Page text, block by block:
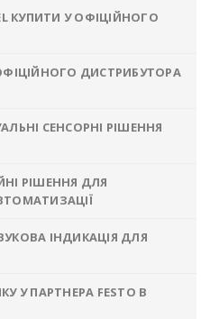
КУПИТИ У ОФІЦІЙНОГО
ДИСТРИБУТОРА
СЕНСОРНІ РІШЕННЯ
РІШЕННЯ ДЛЯ
ІНДИКАЦІЯ ДЛЯ
У ПАРТНЕРА FESTO В